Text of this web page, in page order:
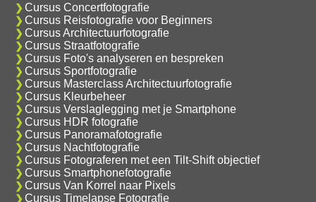
Cursus Concertfotografie
Cursus Reisfotografie voor Beginners
Cursus Architectuurfotografie
Cursus Straatfotografie
Cursus Foto's analyseren en bespreken
Cursus Sportfotografie
Cursus Masterclass Architectuurfotografie
Cursus Kleurbeheer
Cursus Verslaglegging met je Smartphone
Cursus HDR fotografie
Cursus Panoramafotografie
Cursus Nachtfotografie
Cursus Fotograferen met een Tilt-Shift objectief
Cursus Smartphonefotografie
Cursus Van Korrel naar Pixels
Cursus Timelapse Fotografie